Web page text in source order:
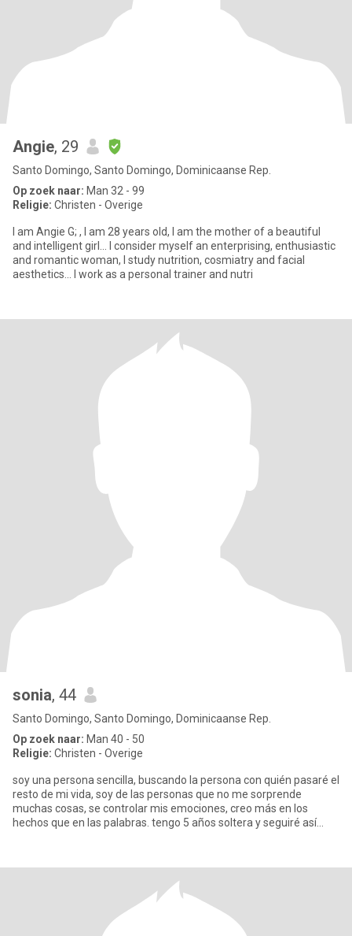
Angie, 29
Santo Domingo, Santo Domingo, Dominicaanse Rep.
Op zoek naar: Man 32 - 99
Religie: Christen - Overige
I am Angie G; , I am 28 years old, I am the mother of a beautiful
and intelligent girl... I consider myself an enterprising, enthusiastic
and romantic woman, I study nutrition, cosmiatry and facial
aesthetics... I work as a personal trainer and nutri
sonia, 44
Santo Domingo, Santo Domingo, Dominicaanse Rep.
Op zoek naar: Man 40 - 50
Religie: Christen - Overige
soy una persona sencilla, buscando la persona con quién pasaré el
resto de mi vida, soy de las personas que no me sorprende
muchas cosas, se controlar mis emociones, creo más en los
hechos que en las palabras. tengo 5 años soltera y seguiré así